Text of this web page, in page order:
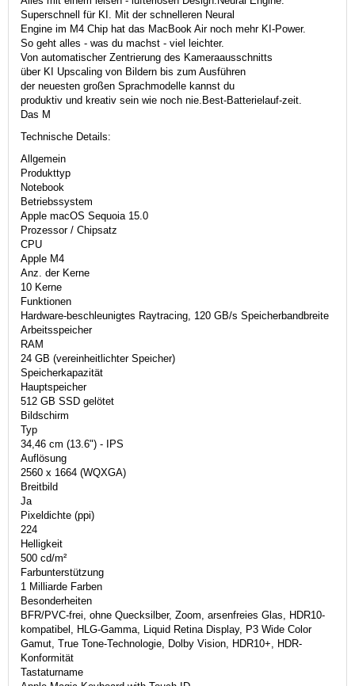
Superschnell für KI. Mit der schnel­leren Neural
Engine im M4 Chip hat das MacBook Air noch mehr KI-Power.
So geht alles - was du machst - viel leichter.
Von auto­ma­tischer Zentrierung des Kamera­aus­schnitts
über KI Upscaling von Bildern bis zum Ausführen
der neu­esten großen Sprach­modelle kannst du
produktiv und kreativ sein wie noch nie.Best-Batterielauf-zeit.
Das M
Technische Details:
Allgemein
Produkttyp
Notebook
Betriebssystem
Apple macOS Sequoia 15.0
Prozessor / Chipsatz
CPU
Apple M4
Anz. der Kerne
10 Kerne
Funktionen
Hardware-beschleunigtes Raytracing, 120 GB/s Speicherbandbreite
Arbeitsspeicher
RAM
24 GB (vereinheitlichter Speicher)
Speicherkapazität
Hauptspeicher
512 GB SSD gelötet
Bildschirm
Typ
34,46 cm (13.6") - IPS
Auflösung
2560 x 1664 (WQXGA)
Breitbild
Ja
Pixeldichte (ppi)
224
Helligkeit
500 cd/m²
Farbunterstützung
1 Milliarde Farben
Besonderheiten
BFR/PVC-frei, ohne Quecksilber, Zoom, arsenfreies Glas, HDR10-
kompatibel, HLG-Gamma, Liquid Retina Display, P3 Wide Color
Gamut, True Tone-Technologie, Dolby Vision, HDR10+, HDR-
Konformität
Tastaturname